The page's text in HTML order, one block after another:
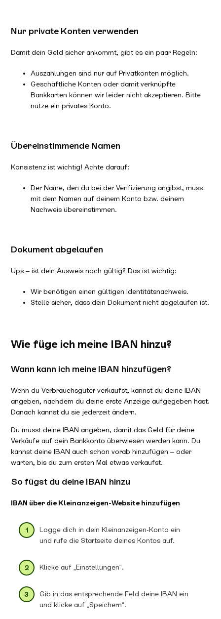
Nur private Konten verwenden
Damit dein Geld sicher ankommt, gibt es ein paar Regeln:
Auszahlungen sind nur auf Privatkonten möglich.
Geschäftliche Konten oder damit verknüpfte
Bankkarten können wir leider nicht akzeptieren. Bitte
nutze ein privates Konto.
Übereinstimmende Namen
Konsistenz ist wichtig! Achte darauf:
Der Name, den du bei der Verifizierung angibst, muss
mit dem Namen auf deinem Konto bzw. deinem
Nachweis übereinstimmen.
Dokument abgelaufen
Ups – ist dein Ausweis noch gültig? Das ist wichtig:
Wir benötigen einen gültigen Identitätsnachweis.
Stelle sicher, dass dein Dokument nicht abgelaufen ist.
Wie füge ich meine IBAN hinzu?
Wann kann ich meine IBAN hinzufügen?
Wenn du Verbrauchsgüter verkaufst, kannst du deine IBAN
angeben, nachdem du deine erste Anzeige aufgegeben hast.
Danach kannst du sie jederzeit ändern.
Du musst deine IBAN angeben, damit das Geld für deine
Verkäufe auf dein Bankkonto überwiesen werden kann. Du
kannst deine IBAN auch schon vorab hinzufügen – oder
warten, bis du zum ersten Mal etwas verkaufst.
So fügst du deine IBAN hinzu
IBAN über die Kleinanzeigen-Website hinzufügen
Logge dich in dein Kleinanzeigen-Konto ein
und rufe die Startseite deines Kontos auf.
Klicke auf „Einstellungen“.
Gib in das entsprechende Feld deine IBAN ein
und klicke auf „Speichern“.